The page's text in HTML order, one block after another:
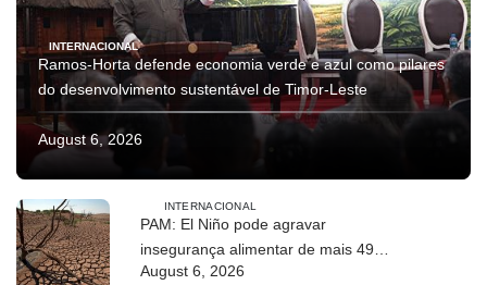
INTERNACIONAL
Ramos-Horta defende economia verde e azul como pilares
do desenvolvimento sustentável de Timor-Leste
August 6, 2026
INTERNACIONAL
PAM: El Niño pode agravar
insegurança alimentar de mais 49
milhões de pessoas até 2027
August 6, 2026